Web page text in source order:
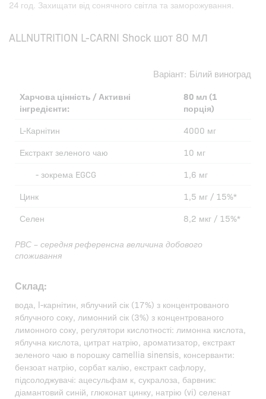
24 год. Захищати від сонячного світла та заморожування.
ALLNUTRITION L-CARNI Shock шот 80 МЛ
Варіант: Білий виноград
Харчова цінність / Активні
інгредієнти:
80 мл (1
порція)
L-Карнітин
4000 мг
Екстракт зеленого чаю
10 мг
- зокрема EGCG
1,6 мг
Цинк
1,5 мг / 15%*
Селен
8,2 мкг / 15%*
РВС – середня референсна величина добового
споживання
Склад:
вода, l-карнітин, яблучний сік (17%) з концентрованого
яблучного соку, лимонний сік (3%) з концентрованого
лимонного соку, регулятори кислотності: лимонна кислота,
яблучна кислота, цитрат натрію, ароматизатор, екстракт
зеленого чаю в порошку camellia sinensis, консерванти:
бензоат натрію, сорбат калію, екстракт сафлору,
підсолоджувачі: ацесульфам к, сукралоза, барвник:
діамантовий синій, глюконат цинку, натрію (vi) селенат